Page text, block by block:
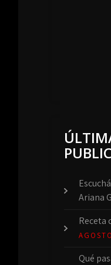
Ariana
Receta
Qué